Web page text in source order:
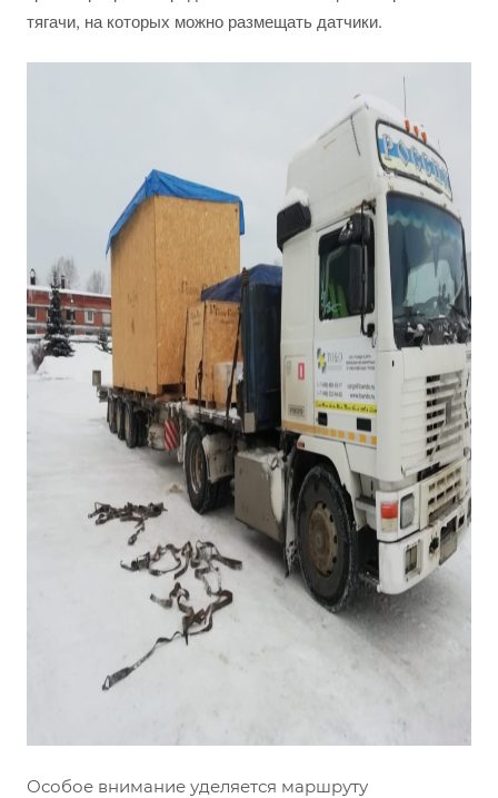
тягачи, на которых можно размещать датчики.
Особое внимание уделяется маршруту